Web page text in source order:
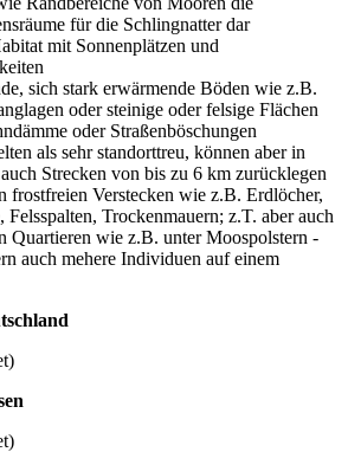
für die Schlingnatter dar
mit Sonnenplätzen und
sich stark erwärmende Böden wie z.B.
oder steinige oder felsige Flächen
oder Straßenböschungen
als sehr standorttreu, können aber in
Strecken von bis zu 6 km zurücklegen
frostfreien Verstecken wie z.B. Erdlöcher,
Felsspalten, Trockenmauern; z.T. aber auch
Quartieren wie z.B. unter Moospolstern -
auch mehere Individuen auf einem